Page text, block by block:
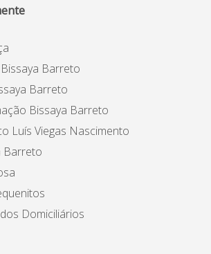
Barreto
Barreto
Bissaya Barreto
Luís Viegas Nascimento
Barreto
Domiciliários